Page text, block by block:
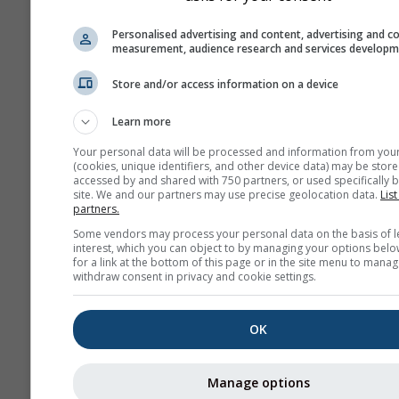
Tage
Mit Hintergrundbild
Mit Hintergrundfarbe
Kein Hintergrund:
Kein Hintergrund:
Text
Personalised advertising and content, advertising and
measurement, audience research and services
Store and/or access information on a device
Learn more
Your personal data will be processed and information from
(cookies, unique identifiers, and other device data) may be
accessed by and shared with 750 partners, or used specifically
site. We and our partners may use precise geolocation data.
partners.
Some vendors may process your personal data on the basis of
interest, which you can object to by managing your options
for a link at the bottom of this page or in the site menu to
withdraw consent in privacy and cookie settings.
OK
Manage options